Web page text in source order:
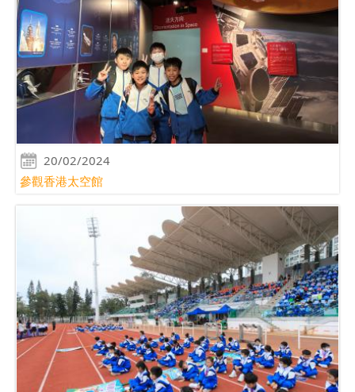
20/02/2024
參觀香港太空館